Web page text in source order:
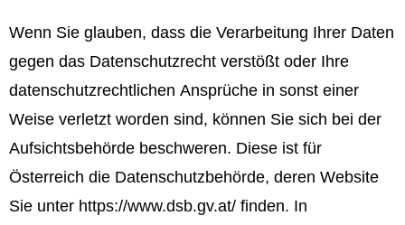
Wenn Sie glauben, dass die Verarbeitung Ihrer Daten
gegen das Datenschutzrecht verstößt oder Ihre
datenschutzrechtlichen Ansprüche in sonst einer
Weise verletzt worden sind, können Sie sich bei der
Aufsichtsbehörde beschweren. Diese ist für
Österreich die Datenschutzbehörde, deren Website
Sie unter https://www.dsb.gv.at/ finden. In